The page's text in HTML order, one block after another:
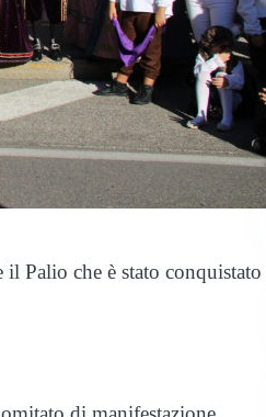
il Palio che è stato conquistato